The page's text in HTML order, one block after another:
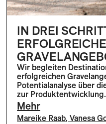
IN DREI
Wir begleiten
erfolgreichen
Potentialanalyse über
zur Produktentwicklung.
Mehr
Mareike Raab,Vanesa